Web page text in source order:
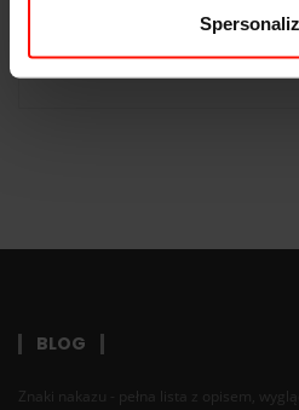
Skrzynia biegów:
BLOG
Znaki nakazu - pełna lista z opisem,